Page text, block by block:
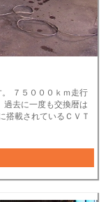
７５０００ｋｍ走行
去に一度も交換暦は
搭載されているＣＶＴ